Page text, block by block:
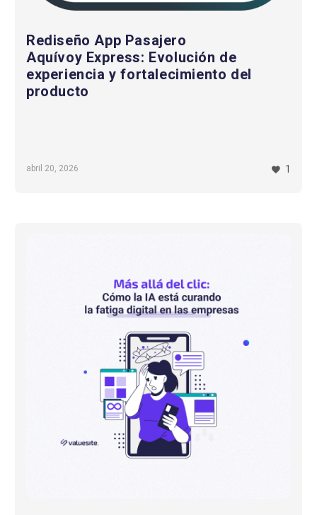
abril 20, 2026
Rediseño App Pasajero
Aquívoy Express: Evolución de
experiencia y fortalecimiento del
producto
1
IA
está
curando
la
fatiga
digital
en
las
empresas